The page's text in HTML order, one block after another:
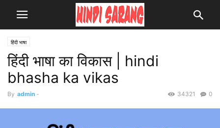
हिंदी भाषा
हिंदी भाषा का विकास | hindi
bhasha ka vikas
By admin - 0
34321